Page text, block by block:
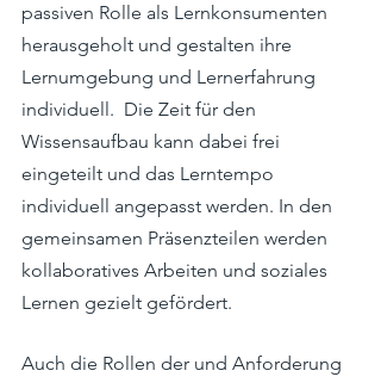
passiven Rolle als Lernkonsumenten
herausgeholt und gestalten ihre
Lernumgebung und Lernerfahrung
individuell.  Die Zeit für den
Wissensaufbau kann dabei frei
eingeteilt und das Lerntempo
individuell angepasst werden. In den
gemeinsamen Präsenzteilen werden
kollaboratives Arbeiten und soziales
Lernen gezielt gefördert.
Auch die Rollen der und Anforderung